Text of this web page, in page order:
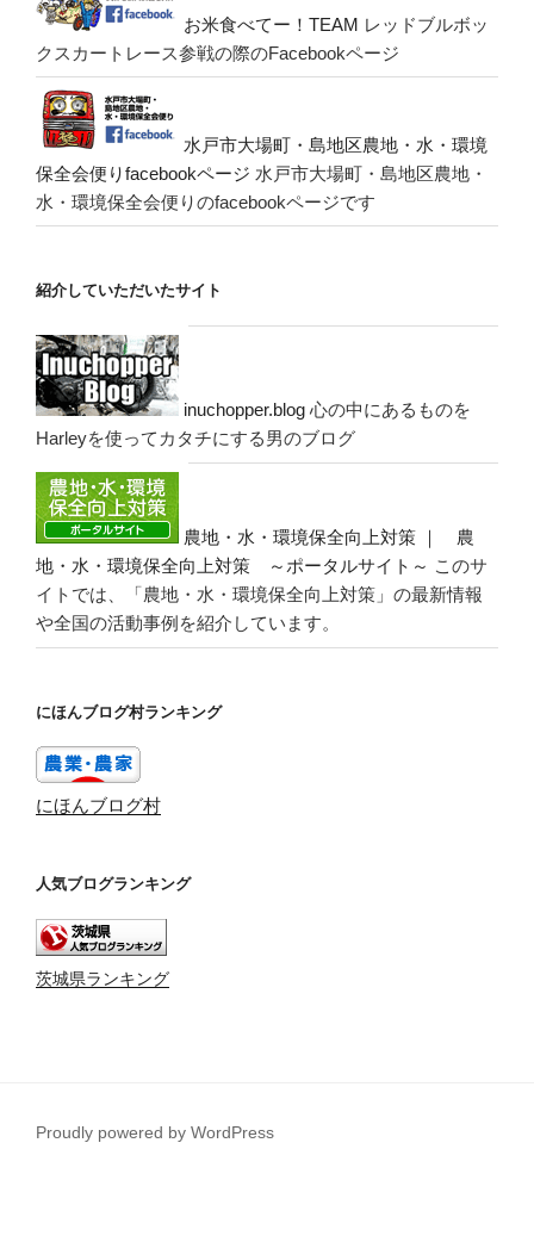
お米食べてー！TEAM レッドブルボッ
クスカートレース参戦の際のFacebookページ
水戸市大場町・島地区農地・水・環境
保全会便りfacebookページ 水戸市大場町・島地区農地・
水・環境保全会便りのfacebookページです
紹介していただいたサイト
inuchopper.blog 心の中にあるものを
Harleyを使ってカタチにする男のブログ
農地・水・環境保全向上対策 ｜ 農
地・水・環境保全向上対策 ～ポータルサイト～ このサ
イトでは、「農地・水・環境保全向上対策」の最新情報
や全国の活動事例を紹介しています。
にほんブログ村ランキング
にほんブログ村
人気ブログランキング
茨城県ランキング
Proudly powered by WordPress